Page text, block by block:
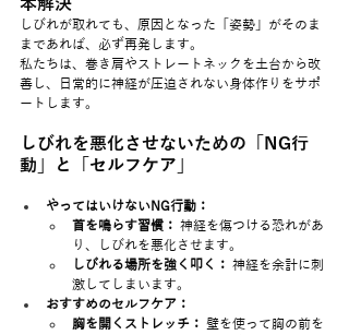
本解決
しびれが取れても、原因となった「姿勢」がそのま
まであれば、必ず再発します。
私たちは、巻き肩やストレートネックを土台から改
善し、日常的に神経が圧迫されない身体作りをサポ
ートします。
しびれを悪化させないための「NG行
動」と「セルフケア」
やってはいけないNG行動：
首を鳴らす習慣： 神経を傷つける恐れがあ
り、しびれを悪化させます。
しびれる場所を強く叩く： 神経を余計に刺
激してしまいます。
おすすめのセルフケア：
胸を開くストレッチ： 壁を使って胸の前を